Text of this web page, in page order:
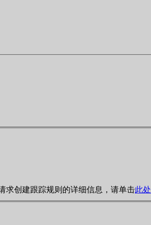
求创建跟踪规则的详细信息，请单击此处